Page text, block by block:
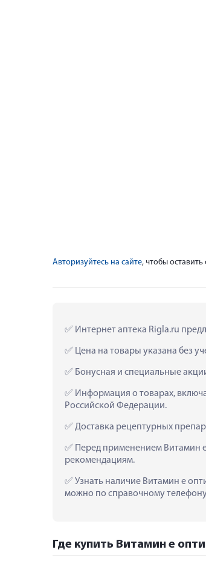
Авторизуйтесь на сайте, чтобы оставить
Интернет аптека Rigla.ru
Цена на товары указана без
Бонусная и специальные
Информация о товарах,
Российской Федерации.
Доставка рецептурных
Перед применением Витамин
рекомендациям.
Узнать наличие Витамин е
можно по справочному
Где купить Витамин е